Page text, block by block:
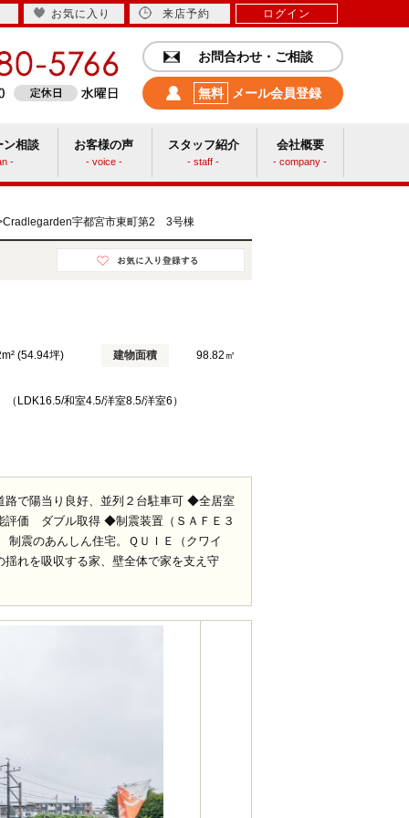
お気に入り 来店予約 ログイン
お問合わせ・ご相談
無料 メール会員登録
ン相談
-
お客様の声
- voice -
スタッフ紹介
- staff -
会社概要
- company -
Cradlegarden宇都宮市東町第2 3号棟
(54.94坪) 建物面積 98.82㎡
LDK16.5/和室4.5/洋室8.5/洋室6）
で陽当り良好、並列２台駐車可 ◆全居室
評価 ダブル取得 ◆制震装置（ＳＡＦＥ３
のあんしん住宅。ＱＵＩＥ（クワイ
れを吸収する家、壁全体で家を支え守